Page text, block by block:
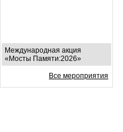
Международная акция
«Мосты Памяти:2026»
Все мероприятия